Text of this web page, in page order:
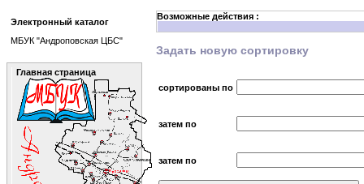
Возможные действия :
Задать новую сортировку
сортированы по
затем по
затем по
Электронный каталог
МБУК "Андроповская ЦБС"
Главная страница